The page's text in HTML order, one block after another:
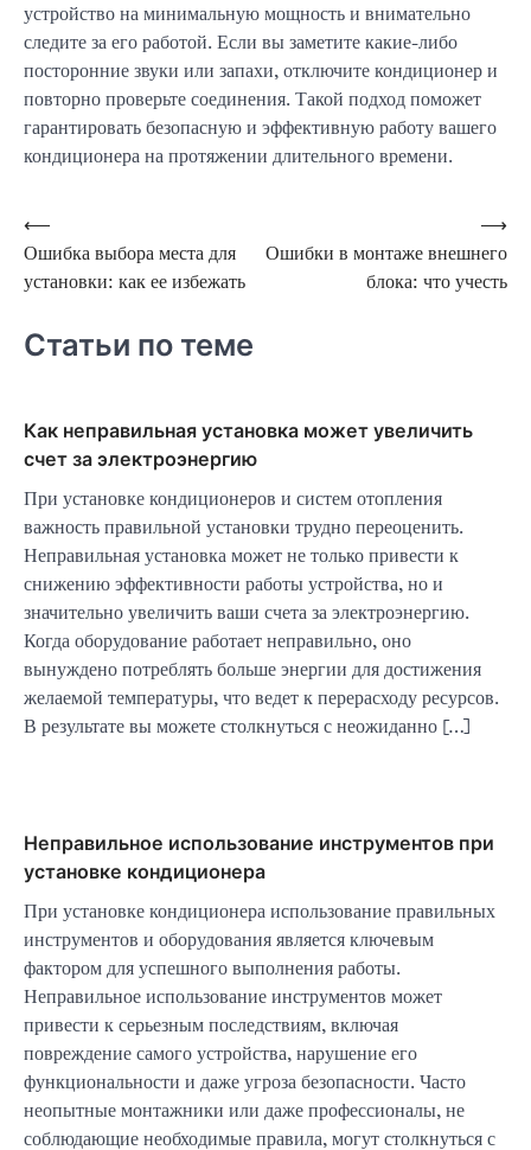
устройство на минимальную мощность и внимательно
следите за его работой. Если вы заметите какие-либо
посторонние звуки или запахи, отключите кондиционер и
повторно проверьте соединения. Такой подход поможет
гарантировать безопасную и эффективную работу вашего
кондиционера на протяжении длительного времени.
Навигация
по
записям
⟵
Ошибка выбора места для
установки: как ее избежать
Ошибки в монтаже внешнего
блока: что учесть
⟶
Статьи по теме
Как неправильная установка может увеличить
счет за электроэнергию
При установке кондиционеров и систем отопления
важность правильной установки трудно переоценить.
Неправильная установка может не только привести к
снижению эффективности работы устройства, но и
значительно увеличить ваши счета за электроэнергию.
Когда оборудование работает неправильно, оно
вынуждено потреблять больше энергии для достижения
желаемой температуры, что ведет к перерасходу ресурсов.
В результате вы можете столкнуться с неожиданно […]
Неправильное использование инструментов при
установке кондиционера
При установке кондиционера использование правильных
инструментов и оборудования является ключевым
фактором для успешного выполнения работы.
Неправильное использование инструментов может
привести к серьезным последствиям, включая
повреждение самого устройства, нарушение его
функциональности и даже угроза безопасности. Часто
неопытные монтажники или даже профессионалы, не
соблюдающие необходимые правила, могут столкнуться с